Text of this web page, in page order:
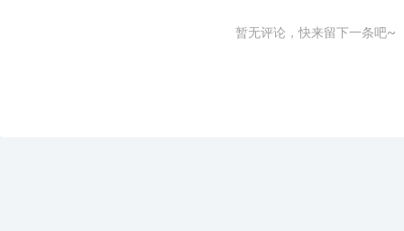
暂无评论，快来留下一条吧~